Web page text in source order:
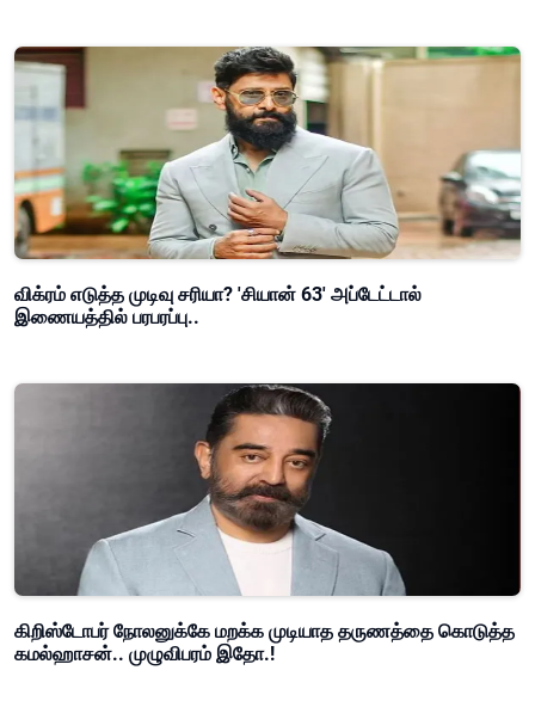
விக்ரம் எடுத்த முடிவு சரியா? 'சியான் 63' அப்டேட்டால்
இணையத்தில் பரபரப்பு..
கிறிஸ்டோபர் நோலனுக்கே மறக்க முடியாத தருணத்தை கொடுத்த
கமல்ஹாசன்.. முழுவிபரம் இதோ.!